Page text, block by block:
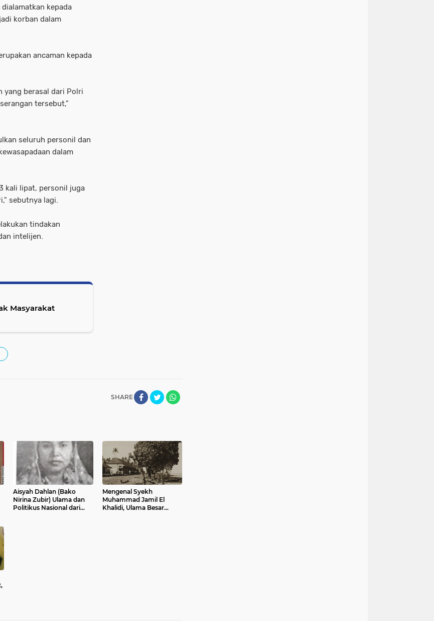
kepada
korban dalam
ancaman kepada
yang berasal dari Polri
tersebut,"
seluruh personil dan
dalam
kali lipat, personil juga
sebutnya lagi.
tindakan
intelijen.
Masyarakat
SHARE
Aisyah Dahlan (Bako
Nirina Zubir) Ulama dan
Politikus Nasional dari
Mengenal Syekh
Muhammad Jamil El
Khalidi, Ulama Besar